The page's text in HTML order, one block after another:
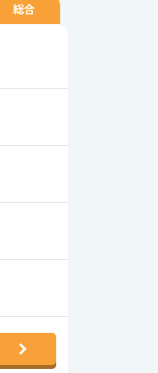
総合